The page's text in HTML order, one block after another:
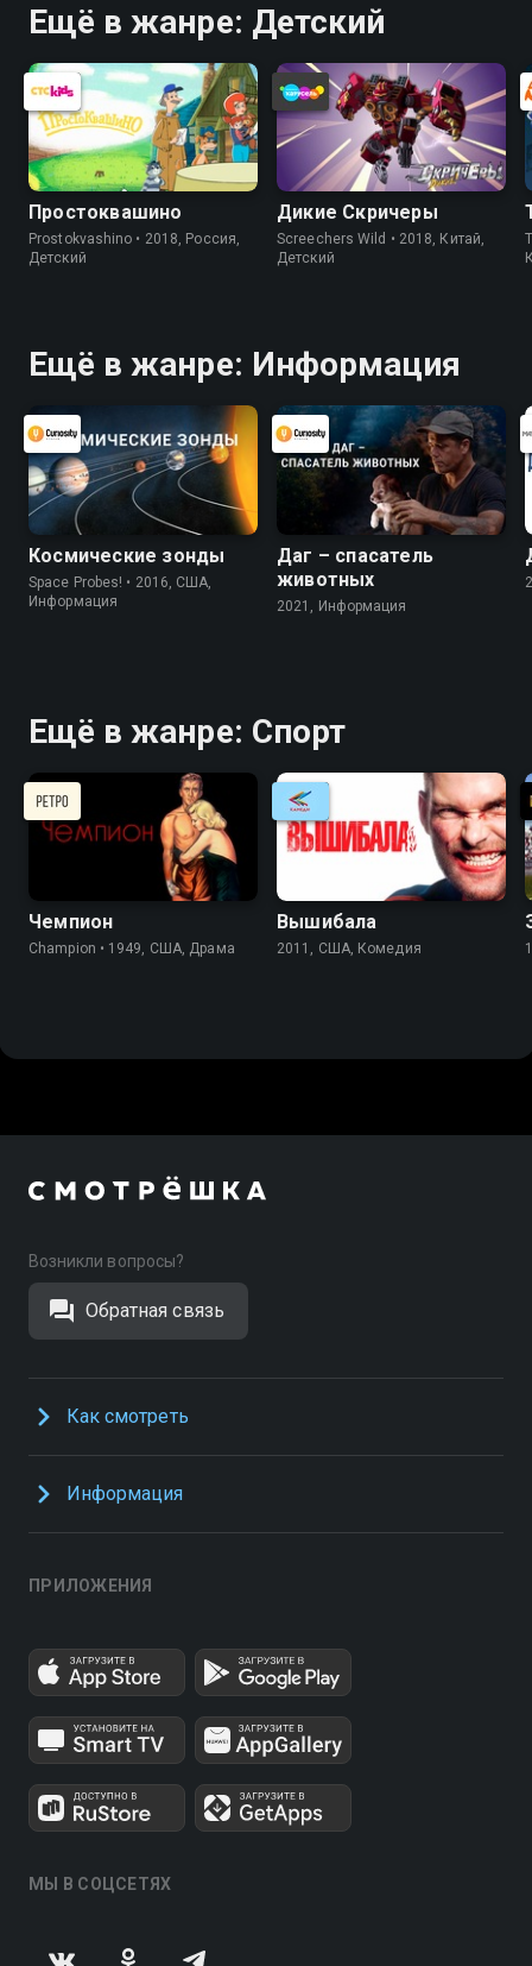
Ещё в жанре: Детский
Простоквашино
Prostokvashino • 2018, Россия,
Детский
Дикие Скричеры
Screechers Wild • 2018, Китай,
Детский
Ещё в жанре: Информация
Космические зонды
Space Probes! • 2016, США,
Информация
Даг – спасатель
животных
2021, Информация
Ещё в жанре: Спорт
Чемпион
Champion • 1949, США, Драма
Вышибала
2011, США, Комедия
Возникли вопросы?
Обратная связь
Как смотреть
Информация
ПРИЛОЖЕНИЯ
МЫ В СОЦСЕТЯХ